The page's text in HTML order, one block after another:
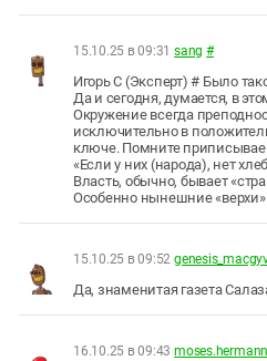
15.10.25 в 09:31 sang #
Игорь С (Эксперт) # Было
Да и сегодня, думается, в
Окружение всегда
исключительно в
ключе. Помните
«Если у них (народа), нет
Власть, обычно, бывает
Особенно нынешние
15.10.25 в 09:52
Да, знаменитая газета
16.10.25 в 09:43 moses.hermann